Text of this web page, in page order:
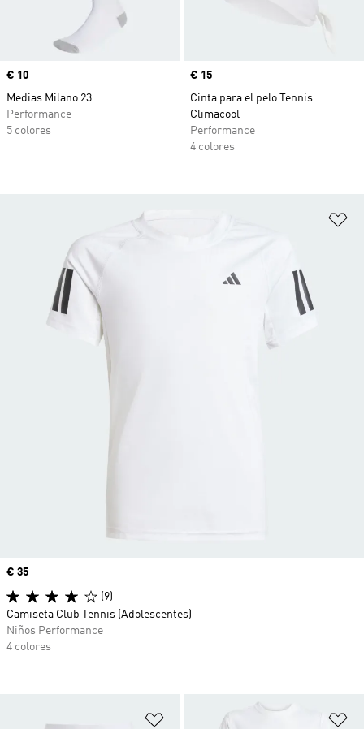
Precio
€ 10
Medias Milano 23
Performance
5 colores
Precio
€ 15
Cinta para el pelo Tennis
Climacool
Performance
4 colores
Añadir a la lista de deseos
Precio
€ 35
(9)
Camiseta Club Tennis (Adolescentes)
Niños Performance
4 colores